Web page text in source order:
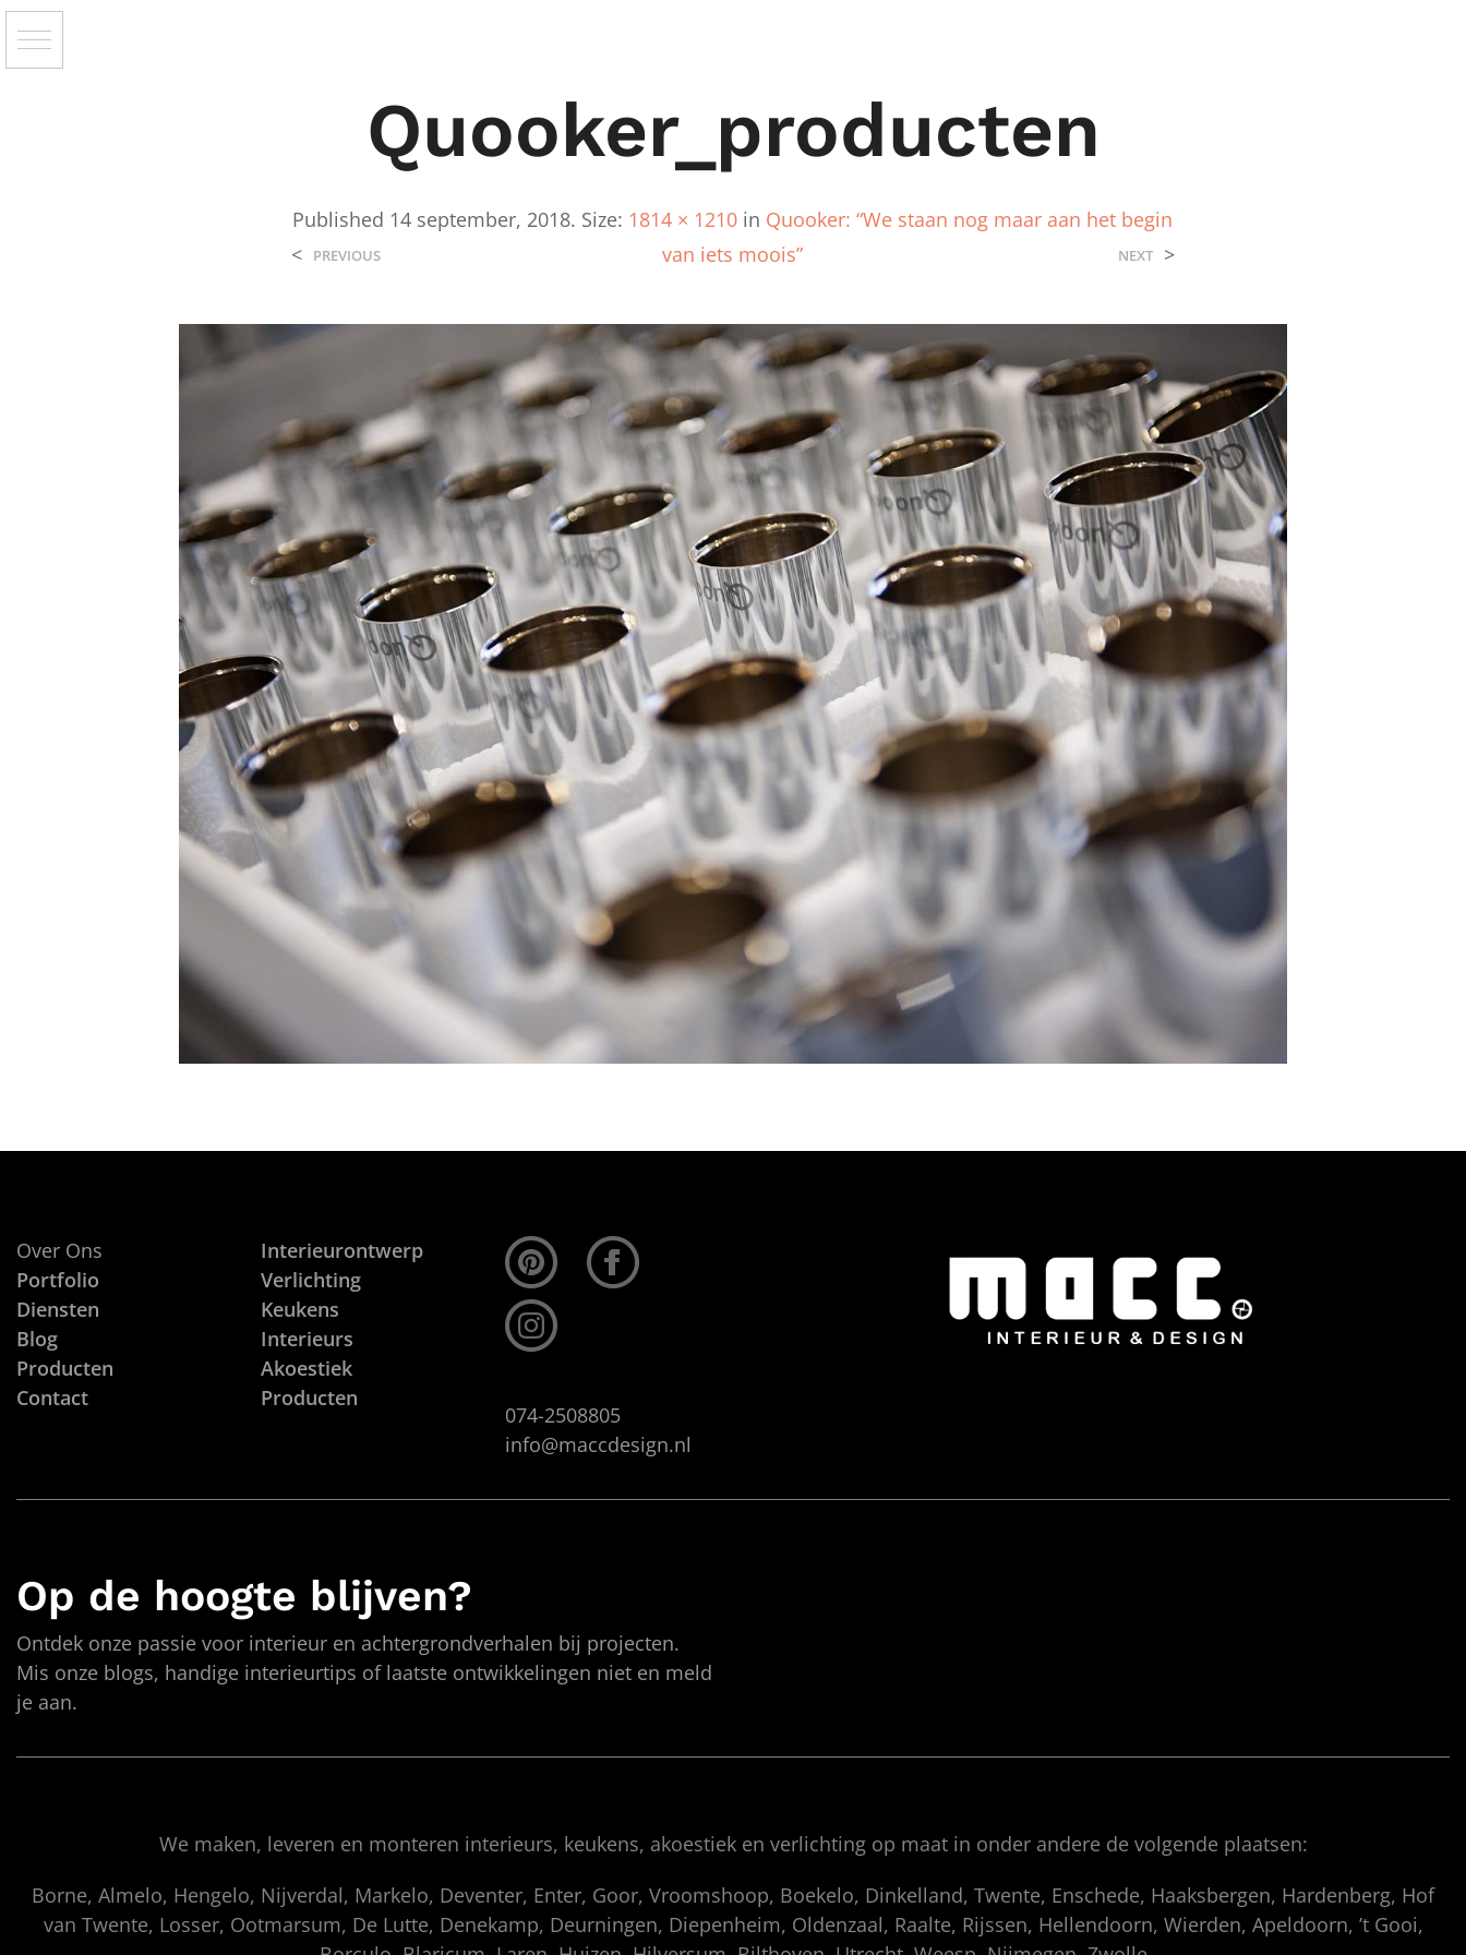
Quooker_producten
Published 14 september, 2018. Size: 1814 × 1210 in Quooker: “We staan nog maar aan het begin
van iets moois”
< PREVIOUS NEXT >
Over Ons
Portfolio
Diensten
Blog
Producten
Contact
Interieurontwerp
Verlichting
Keukens
Interieurs
Akoestiek
Producten
074-2508805
info@maccdesign.nl
Op de hoogte blijven?
Ontdek onze passie voor interieur en achtergrondverhalen bij projecten.
Mis onze blogs, handige interieurtips of laatste ontwikkelingen niet en meld
je aan.
We maken, leveren en monteren interieurs, keukens, akoestiek en verlichting op maat in onder andere de volgende plaatsen:
Borne, Almelo, Hengelo, Nijverdal, Markelo, Deventer, Enter, Goor, Vroomshoop, Boekelo, Dinkelland, Twente, Enschede, Haaksbergen, Hardenberg, Hof
van Twente, Losser, Ootmarsum, De Lutte, Denekamp, Deurningen, Diepenheim, Oldenzaal, Raalte, Rijssen, Hellendoorn, Wierden, Apeldoorn, ’t Gooi,